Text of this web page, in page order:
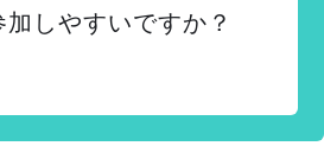
加しやすいですか？